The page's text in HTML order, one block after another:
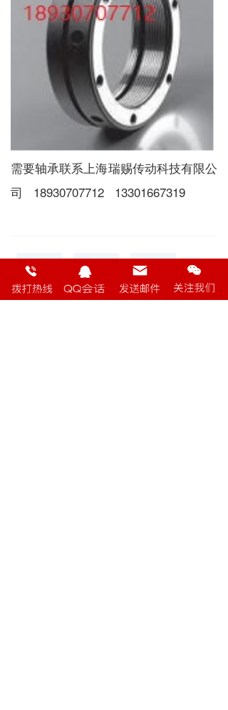
需要轴承联系上海瑞赐传动科技有限公
司 18930707712 13301667319
螺母 旋转 静止
螺纹